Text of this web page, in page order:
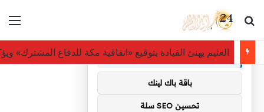
بحث عن
العثيم يهنئ القيادة بتوقيع «اتفاقية مكة للدفاع المشترك»
توصيات :
باقة متميزة VIP (كود: AA11138):
باقة باك لينك
تحسين SEO سلة